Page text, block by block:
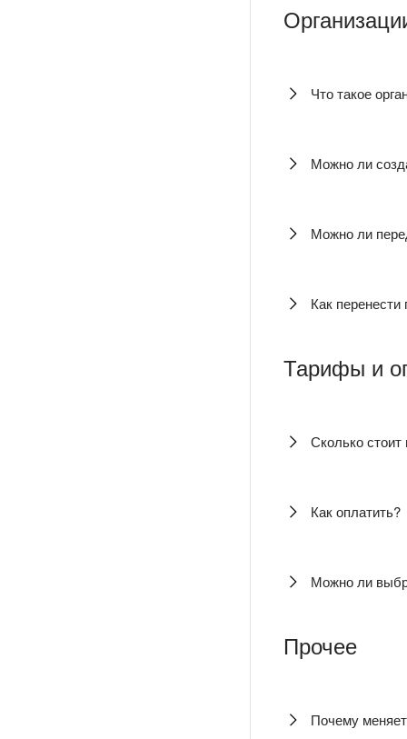
Что такое
Можно ли
Можно ли
Как перенести
Тарифы и
Сколько
Как оплатить?
Можно ли
Прочее
Почему